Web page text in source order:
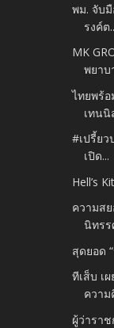
พม. จับ
รงค์ต
MK
พยาบ
ไทยพร้
เทนนิ
#เปรี้ยว
เปิด...
Hell’s
ความส
นิทรร
สุดยอด
ทีเส็บ เ
ความ
ผู้ว่ารา